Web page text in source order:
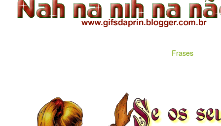
Frases